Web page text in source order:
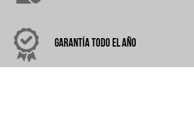
garantÍA TODO EL AÑO